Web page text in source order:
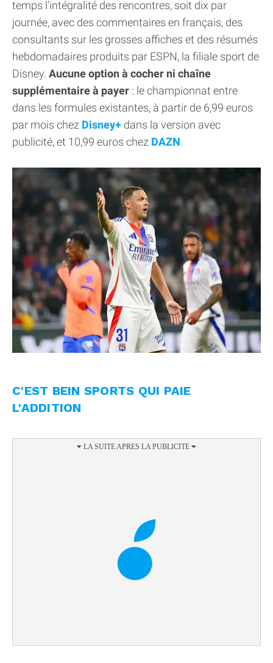
temps l'intégralité des rencontres, soit dix par
journée, avec des commentaires en français, des
consultants sur les grosses affiches et des résumés
hebdomadaires produits par ESPN, la filiale sport de
Disney. Aucune option à cocher ni chaîne
supplémentaire à payer : le championnat entre
dans les formules existantes, à partir de 6,99 euros
par mois chez Disney+ dans la version avec
publicité, et 10,99 euros chez DAZN.
C'EST BEIN SPORTS QUI PAIE
L'ADDITION